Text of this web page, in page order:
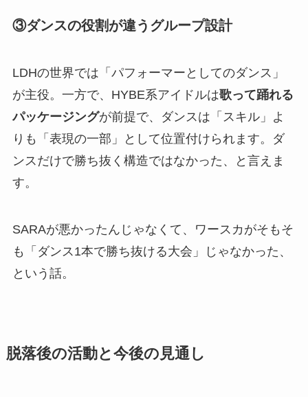
③ダンスの役割が違うグループ設計
LDHの世界では「パフォーマーとしてのダンス」
が主役。一方で、HYBE系アイドルは歌って踊れる
パッケージングが前提で、ダンスは「スキル」よ
りも「表現の一部」として位置付けられます。ダ
ンスだけで勝ち抜く構造ではなかった、と言えま
す。
SARAが悪かったんじゃなくて、ワースカがそもそ
も「ダンス1本で勝ち抜ける大会」じゃなかった、
という話。
脱落後の活動と今後の見通し